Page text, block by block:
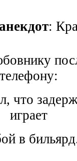
анекдот:
телефону:
что
играет
в